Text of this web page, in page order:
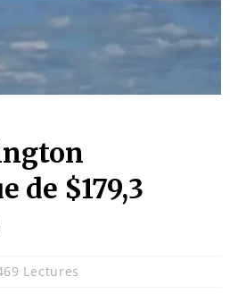
de $179,3
Lectures